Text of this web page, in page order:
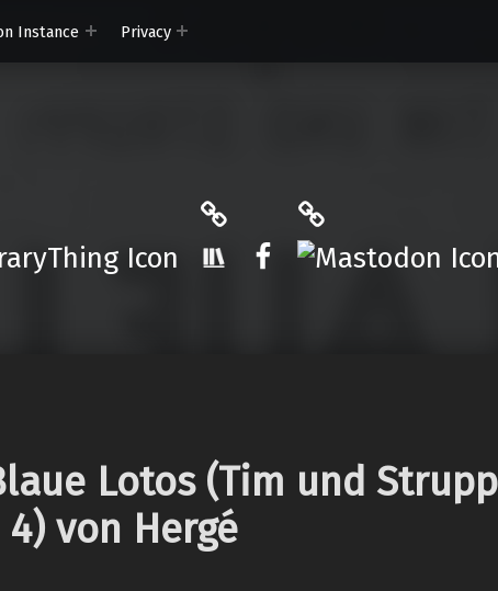
Instance Privacy
Facebook
Lotos (Tim und
4) von Hergé